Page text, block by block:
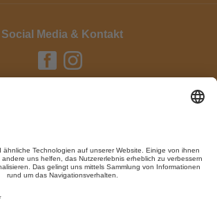
Social Media & Kontakt
Sitemap
Cookie-Einstellungen